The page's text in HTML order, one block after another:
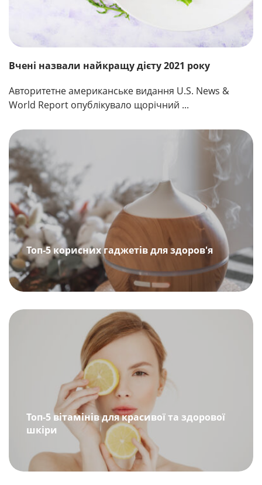
Вчені назвали найкращу дієту 2021 року
Авторитетне американське видання U.S. News &
World Report опублікувало щорічний ...
Топ-5 корисних гаджетів для здоров'я
Топ-5 вітамінів для красивої та здорової
шкіри